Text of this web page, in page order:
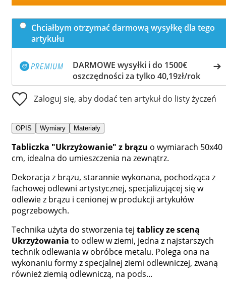
Chciałbym otrzymać darmową wysyłkę dla tego
artykułu
DARMOWE wysyłki i do 1500€
oszczędności za tylko 40,19zł/rok
Zaloguj się, aby dodać ten artykuł do listy życzeń
OPIS Wymiary Materiały
Tabliczka "Ukrzyżowanie" z brązu o wymiarach 50x40
cm, idealna do umieszczenia na zewnątrz.
Dekoracja z brązu, starannie wykonana, pochodząca z
fachowej odlewni artystycznej, specjalizującej się w
odlewie z brązu i cenionej w produkcji artykułów
pogrzebowych.
Technika użyta do stworzenia tej tablicy ze sceną
Ukrzyżowania to odlew w ziemi, jedna z najstarszych
technik odlewania w obróbce metalu. Polega ona na
wykonaniu formy z specjalnej ziemi odlewniczej, zwaną
również ziemią odlewniczą, na pods...